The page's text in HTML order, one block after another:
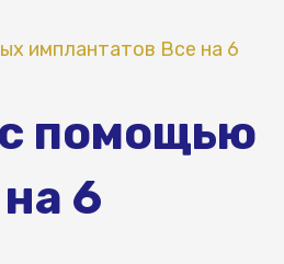
имплантатов Все на 6
помощью
6